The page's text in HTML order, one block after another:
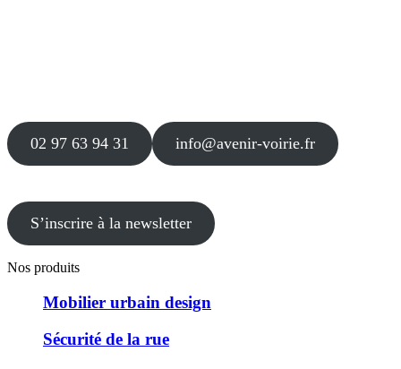
02 97 63 94 31 info@avenir-voirie.fr
S’inscrire à la newsletter
Nos produits
Mobilier urbain design
Sécurité de la rue